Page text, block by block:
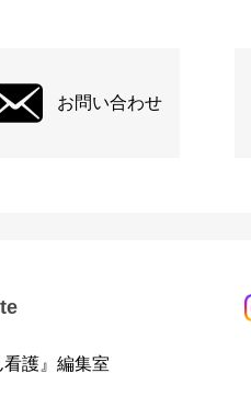
お問い合わせ
看護』編集室